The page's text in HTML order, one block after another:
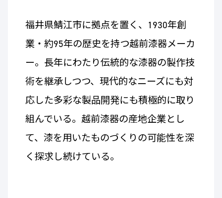
福井県鯖江市に拠点を置く、1930年創
業・約95年の歴史を持つ越前漆器メーカ
ー。長年にわたり伝統的な漆器の製作技
術を継承しつつ、現代的なニーズにも対
応した多彩な製品開発にも積極的に取り
組んでいる。越前漆器の産地企業とし
て、漆を用いたものづくりの可能性を深
く探求し続けている。